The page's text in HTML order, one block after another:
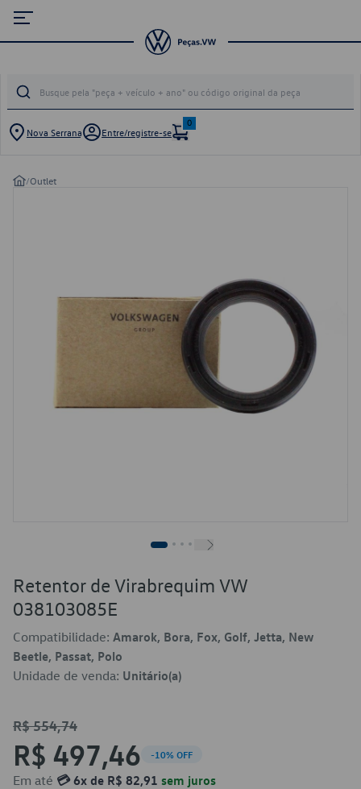
Nova Serrana Entre/registre-se
0
/Outlet
Retentor de Virabrequim VW
038103085E
Compatibilidade: Amarok, Bora, Fox, Golf, Jetta, New
Beetle, Passat, Polo
Unidade de venda: Unitário(a)
R$ 554,74
R$ 497,46 -10% OFF
Em até 💳 6x de R$ 82,91 sem juros